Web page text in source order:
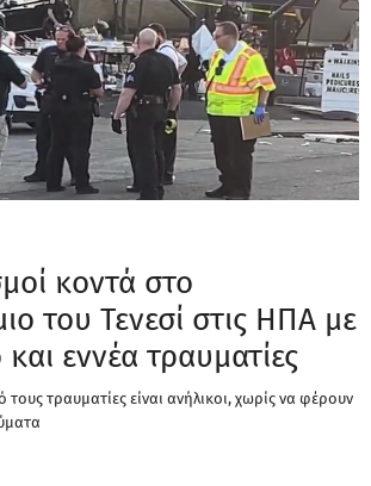
κοντά στο
του Τενεσί στις ΗΠΑ με
εννέα τραυματίες
τους τραυματίες είναι ανήλικοι, χωρίς να φέρουν